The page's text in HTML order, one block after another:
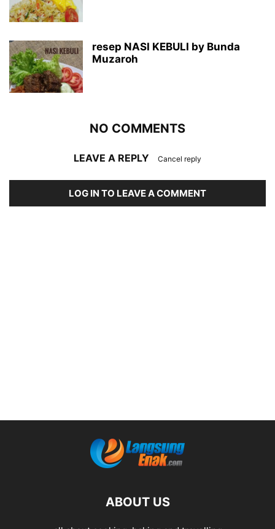
resep NASI KEBULI by Bunda
Muzaroh
NO COMMENTS
LEAVE A REPLY Cancel reply
LOG IN TO LEAVE A COMMENT
ABOUT US